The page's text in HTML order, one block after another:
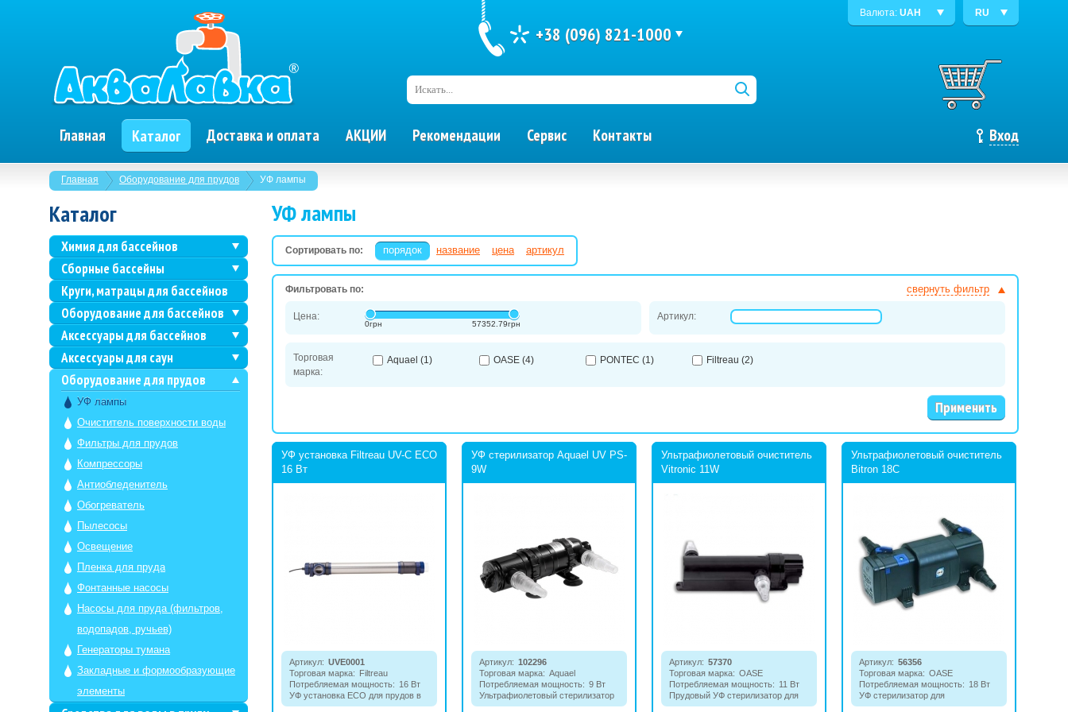
Валюта: UAH RU
Вход
Главная Каталог Доставка и оплата АКЦИИ Рекомендации Сервис Контакты
Искать...
+38 (096) 821-1000
Главная Оборудование для прудов УФ лампы
УФ лампы
Сортировать по: порядок название цена артикул
Фильтровать по: свернуть фильтр
Цена:
0грн 57352.79грн
Артикул:
Торговая
марка:
Aquael (1) OASE (4) PONTEC (1) Filtreau (2)
УФ установка Filtreau UV-C ECO
16 Вт
Артикул: UVE0001
Торговая марка: Filtreau
Потребляемая мощность: 16 Вт
УФ установка ECO для прудов в
алюминиевом корпусе.
УФ стерилизатор Aquael UV PS-
9W
Артикул: 102296
Торговая марка: Aquael
Потребляемая мощность: 9 Вт
Ультрафиолетовый стерилизатор
(УФ фильтр для пруда) Aquael UV
Ультрафиолетовый очиститель
Vitronic 11W
Артикул: 57370
Торговая марка: OASE
Потребляемая мощность: 11 Вт
Прудовый УФ стерилизатор для
борьбы с водорослями и
Ультрафиолетовый очиститель
Bitron 18C
Артикул: 56356
Торговая марка: OASE
Потребляемая мощность: 18 Вт
УФ стерилизатор для
профилактики и борьбы с
Каталог
Химия для бассейнов
Сборные бассейны
Круги, матрацы для бассейнов
Оборудование для бассейнов
Аксессуары для бассейнов
Аксессуары для саун
Оборудование для прудов
УФ лампы
Очиститель поверхности воды
Фильтры для прудов
Компрессоры
Антиобледенитель
Обогреватель
Пылесосы
Освещение
Пленка для пруда
Фонтанные насосы
Насосы для пруда (фильтров,
водопадов, ручьев)
Генераторы тумана
Закладные и формообразующие
элементы